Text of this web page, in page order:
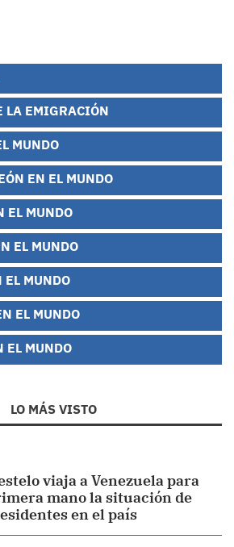
LA EMIGRACIÓN
MUNDO
EN EL MUNDO
EL MUNDO
EL MUNDO
MUNDO
EL MUNDO
EL MUNDO
LO MÁS VISTO
viaja a Venezuela para
mano la situación de
en el país